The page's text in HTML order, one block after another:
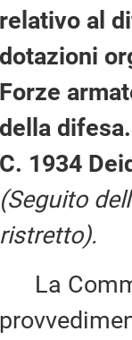
relativo al
dotazioni
Forze
della difesa.
C. 1934
(Seguito
ristretto).
La